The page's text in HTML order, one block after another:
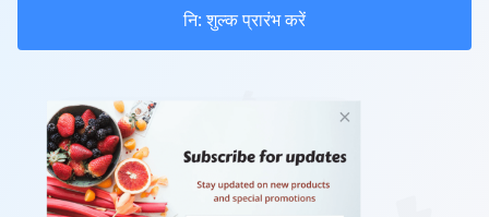
नि: शुल्क प्रारंभ करें